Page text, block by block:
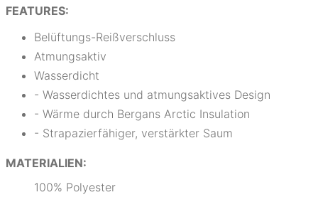
FEATURES:
Belüftungs-Reißverschluss
Atmungsaktiv
Wasserdicht
- Wasserdichtes und atmungsaktives Design
- Wärme durch Bergans Arctic Insulation
- Strapazierfähiger, verstärkter Saum
MATERIALIEN:
100% Polyester